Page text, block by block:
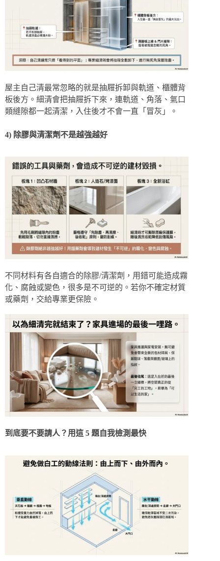
屋主自己清最常忽略的就是抽屜拆卸與軌道、櫃體背
板後方。細清會把抽屜拆下來，連軌道、角落、氣口
類縫隙都一起清潔，入住後才不會一直「冒灰」。
4) 除膠與清潔劑不是越強越好
不同材料有各自適合的除膠/清潔劑，用錯可能造成霧
化、腐蝕或變色，很多是不可逆的。若你不確定材質
或藥劑，交給專業更保險。
到底要不要請人？用這 5 題自我檢測最快